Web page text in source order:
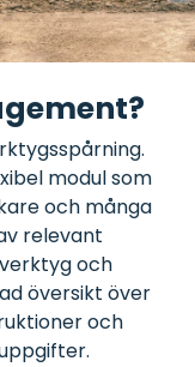
modul som
och många
relevant
och
översikt över
och